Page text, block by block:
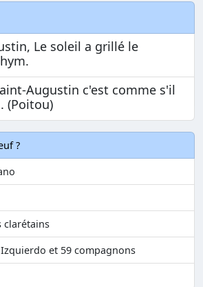
Le soleil a grillé le
Augustin c'est comme s'il
(Poitou)
?
clarétains
et 59 compagnons